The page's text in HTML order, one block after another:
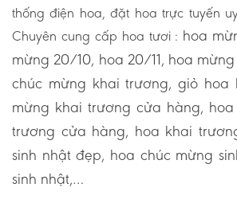
thống điện hoa, đặt hoa trực tuyến
Chuyên cung cấp hoa tươi : hoa
mừng 20/10, hoa 20/11, hoa
chúc mừng khai trương, giỏ hoa
mừng khai trương cửa hàng,
trương cửa hàng, hoa khai
sinh nhật đẹp, hoa chúc mừng
sinh nhật,…